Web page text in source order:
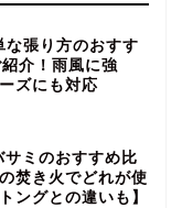
な張り方のおすす
介！雨風に強
ズにも対応
サミのおすすめ比
焚き火でどれが使
ングとの違いも】